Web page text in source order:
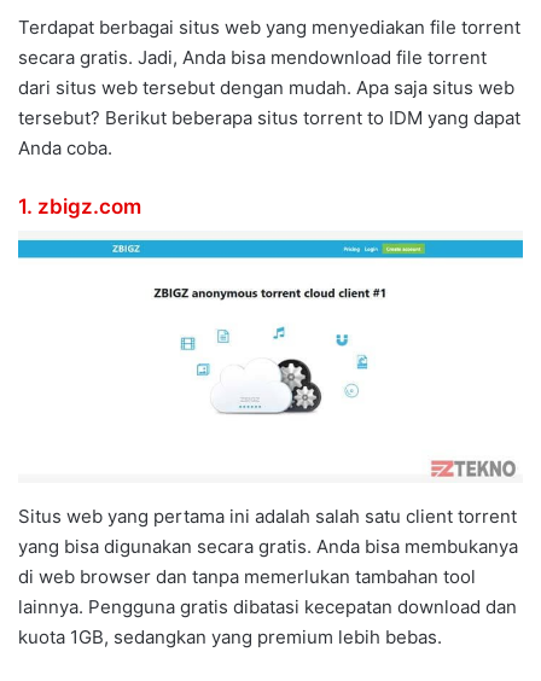
Terdapat berbagai situs web yang menyediakan file torrent
secara gratis. Jadi, Anda bisa mendownload file torrent
dari situs web tersebut dengan mudah. Apa saja situs web
tersebut? Berikut beberapa situs torrent to IDM yang dapat
Anda coba.
1. zbigz.com
Situs web yang pertama ini adalah salah satu client torrent
yang bisa digunakan secara gratis. Anda bisa membukanya
di web browser dan tanpa memerlukan tambahan tool
lainnya. Pengguna gratis dibatasi kecepatan download dan
kuota 1GB, sedangkan yang premium lebih bebas.